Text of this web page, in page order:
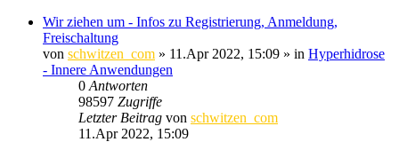
Wir ziehen um - Infos zu Registrierung, Anmeldung,
Freischaltung
von schwitzen_com » 11.Apr 2022, 15:09 » in Hyperhidrose
- Innere Anwendungen
0 Antworten
98597 Zugriffe
Letzter Beitrag von schwitzen_com
11.Apr 2022, 15:09